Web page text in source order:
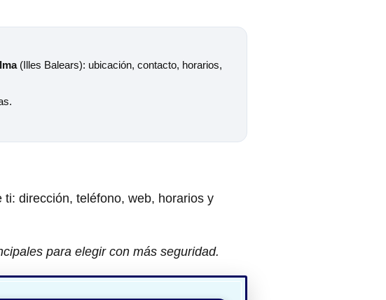
(Illes Balears): ubicación, contacto, horarios,
ti: dirección, teléfono, web, horarios y
para elegir con más seguridad.